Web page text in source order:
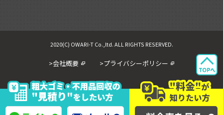
2020(C) OWARI-T Co.,ltd. ALL RIGHTS RESERVED.
>会社概要 >プライバシーポリシー